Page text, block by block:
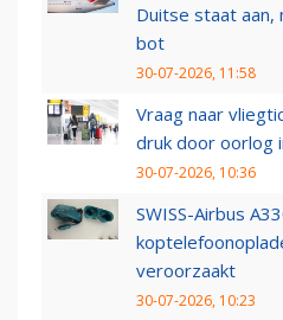
Duitse staat aan,
bot
30-07-2026, 11:58
Vraag naar
druk door oorlog
30-07-2026, 10:36
SWISS-Airbus
veroorzaakt
30-07-2026, 10:23